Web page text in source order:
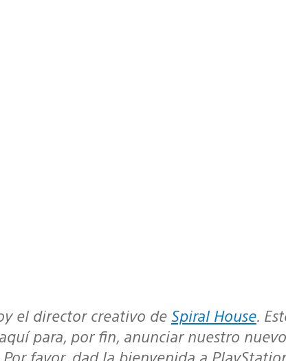
el director creativo de Spiral House.
para, por fin, anunciar nuestro
favor, dad la bienvenida a